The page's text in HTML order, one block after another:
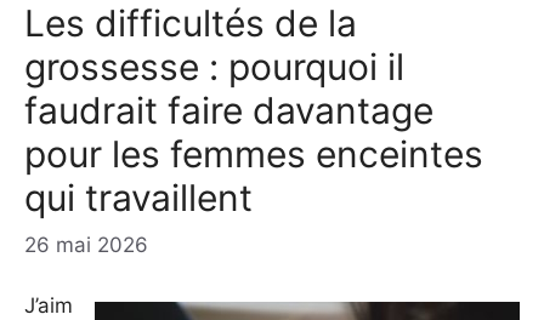
Les difficultés de la
grossesse : pourquoi il
faudrait faire davantage
pour les femmes enceintes
qui travaillent
26 mai 2026
J’aim